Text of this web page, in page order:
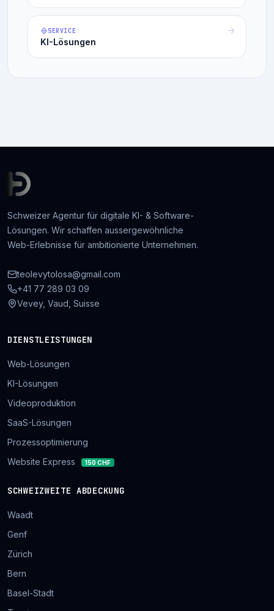
SERVICE
KI-Lösungen
Schweizer Agentur für digitale KI- & Software-
Lösungen. Wir schaffen aussergewöhnliche
Web-Erlebnisse für ambitionierte Unternehmen.
teolevytolosa@gmail.com
+41 77 289 03 09
Vevey, Vaud, Suisse
DIENSTLEISTUNGEN
Web-Lösungen
KI-Lösungen
Videoproduktion
SaaS-Lösungen
Prozessoptimierung
Website Express
150 CHF
SCHWEIZWEITE ABDECKUNG
Waadt
Genf
Zürich
Bern
Basel-Stadt